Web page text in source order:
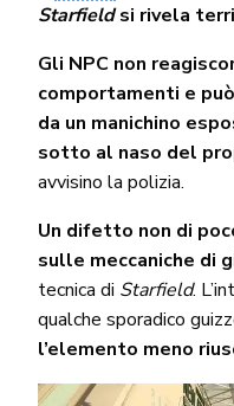
Starfieldsi rivela
Gli NPC non
comportamenti e
da un manichino
sotto al naso del
avvisino la polizia.
Un difetto non di
sulle meccaniche di
tecnica di Starfield.
qualche sporadico
l’elemento meno